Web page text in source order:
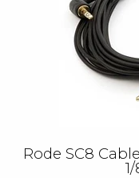
Rode SC8